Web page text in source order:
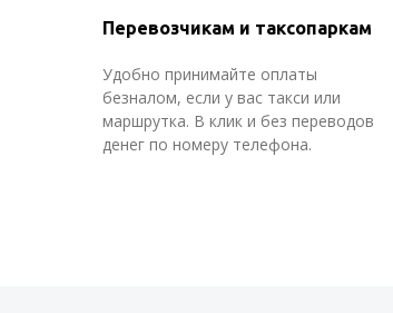
Перевозчикам и таксопаркам
Удобно принимайте оплаты
безналом, если у вас такси или
маршрутка. В клик и без переводов
денег по номеру телефона.